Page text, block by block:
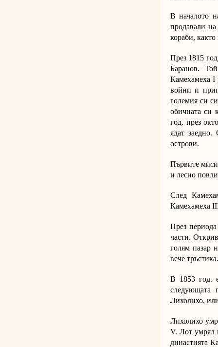
В началото
продавали
кораби,
През 1815
Баранов.
Камехамеха І
войни и
големия си
обичната си
год. през
ядат
острови.
Първите
и лесно
След
Камехамеха
През
части.
голям пазар
вече
В 1853 год.
следующата
Лихолихо,
Лихолихо
V. Лот умрял
династията